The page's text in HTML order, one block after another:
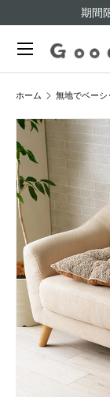
コンテンツへ
期間
検索
ホーム 無地でベー
商品情報に